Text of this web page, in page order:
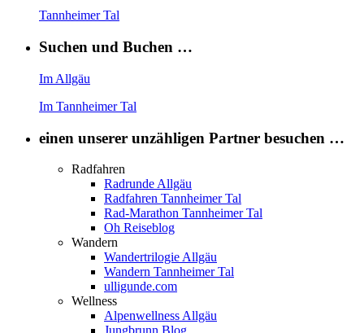
Tannheimer Tal
Suchen und Buchen …
Im Allgäu
Im Tannheimer Tal
einen unserer unzähligen Partner besuchen …
Radfahren
Radrunde Allgäu
Radfahren Tannheimer Tal
Rad-Marathon Tannheimer Tal
Oh Reiseblog
Wandern
Wandertrilogie Allgäu
Wandern Tannheimer Tal
ulligunde.com
Wellness
Alpenwellness Allgäu